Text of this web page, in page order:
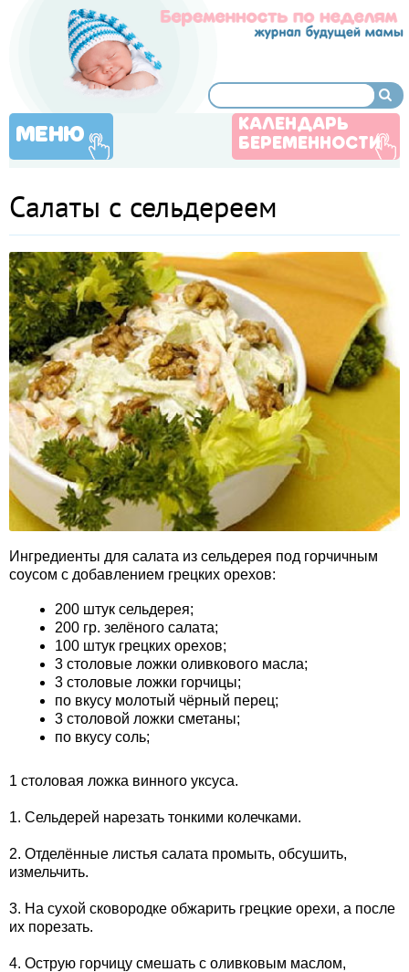
МЕНЮ
КАЛЕНДАРЬ
БЕРЕМЕННОСТИ
Салаты с сельдереем
Ингредиенты для салата из сельдерея под горчичным
соусом с добавлением грецких орехов:
200 штук сельдерея;
200 гр. зелёного салата;
100 штук грецких орехов;
3 столовые ложки оливкового масла;
3 столовые ложки горчицы;
по вкусу молотый чёрный перец;
3 столовой ложки сметаны;
по вкусу соль;
1 столовая ложка винного уксуса.
1. Сельдерей нарезать тонкими колечками.
2. Отделённые листья салата промыть, обсушить,
измельчить.
3. На сухой сковородке обжарить грецкие орехи, а после
их порезать.
4. Острую горчицу смешать с оливковым маслом,